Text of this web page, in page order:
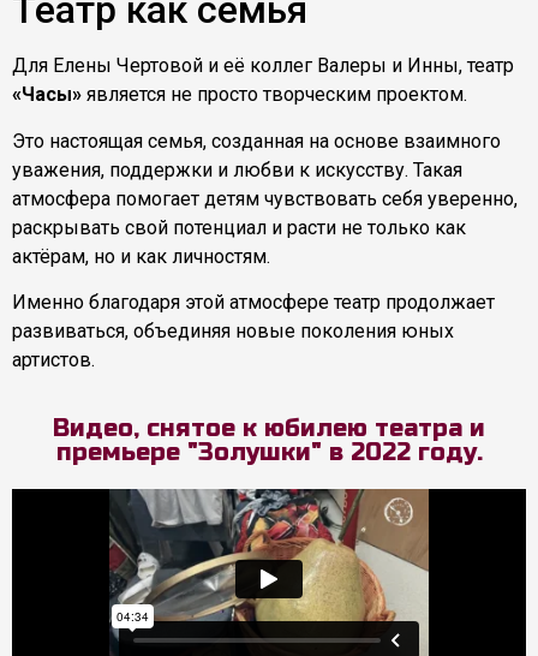
Театр как семья
Для Елены Чертовой и её коллег Валеры и Инны, театр
«Часы» является не просто творческим проектом.
Это настоящая семья, созданная на основе взаимного
уважения, поддержки и любви к искусству. Такая
атмосфера помогает детям чувствовать себя уверенно,
раскрывать свой потенциал и расти не только как
актёрам, но и как личностям.
Именно благодаря этой атмосфере театр продолжает
развиваться, объединяя новые поколения юных
артистов.
Видео, снятое к юбилею театра и
премьере "Золушки" в 2022 году.